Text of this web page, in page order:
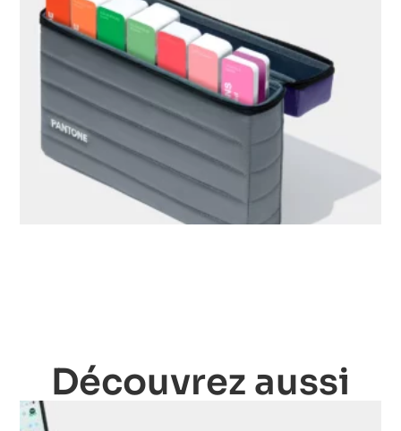
Découvrez aussi